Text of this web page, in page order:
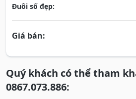
Đuôi số đẹp:
Giá bán:
Quý khách có thể tham
0867.073.886: